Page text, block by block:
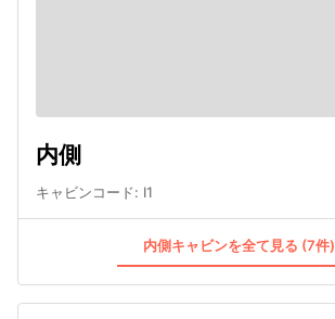
内側
キャビンコード: I1
内側キャビンを全て見る (7件)